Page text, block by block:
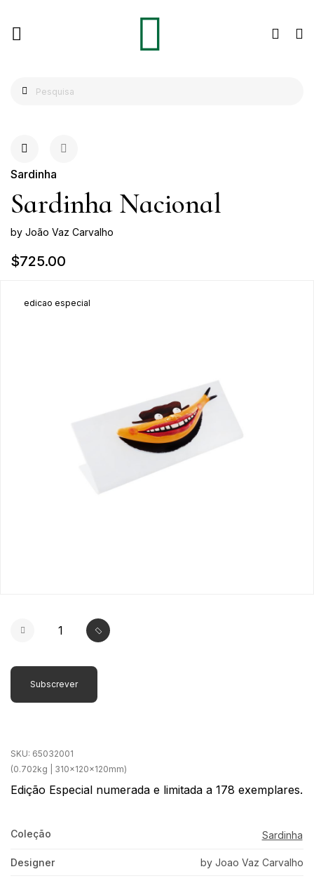
Sardinha
Sardinha Nacional
by João Vaz Carvalho
$725.00
edicao especial
Subscrever
SKU: 65032001
(0.702kg | 310x120x120mm)
Edição Especial numerada e limitada a 178 exemplares.
Coleção Sardinha
Designer by Joao Vaz Carvalho